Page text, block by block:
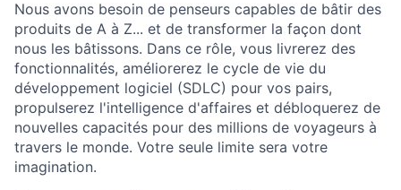
Nous avons besoin de penseurs capables de bâtir des
produits de A à Z... et de transformer la façon dont
nous les bâtissons. Dans ce rôle, vous livrerez des
fonctionnalités, améliorerez le cycle de vie du
développement logiciel (SDLC) pour vos pairs,
propulserez l'intelligence d'affaires et débloquerez de
nouvelles capacités pour des millions de voyageurs à
travers le monde. Votre seule limite sera votre
imagination.